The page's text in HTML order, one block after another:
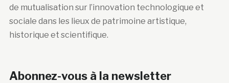
de mutualisation sur l’innovation technologique et
sociale dans les lieux de patrimoine artistique,
historique et scientifique.
Abonnez-vous à la newsletter